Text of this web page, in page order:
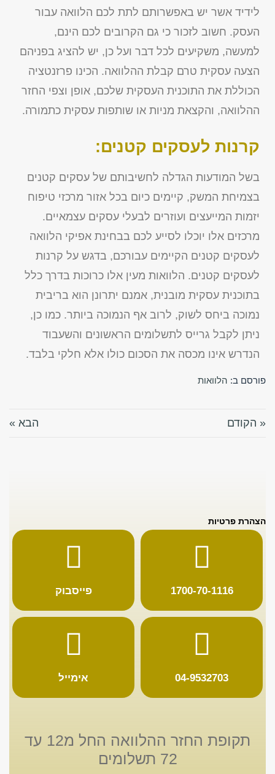
לידיד אשר יש באפשרותם לתת לכם הלוואה עבור
העסק. חשוב לזכור כי גם הקרובים לכם הינם,
למעשה, משקיעים לכל דבר ועל כן, יש להציג בפניהם
הצעה עסקית טרם קבלת ההלוואה. הכינו פרזנטציה
הכוללת את התוכנית העסקית שלכם, אופן וצפי החזר
ההלוואה, והקצאת מניות או שותפות עסקית כתמורה.
קרנות לעסקים קטנים:
בשל המודעות הגדלה לחשיבותם של עסקים קטנים
בצמיחת המשק, קיימים כיום בכל אזור מרכזי טיפוח
יזמות המייעצים ועוזרים לבעלי עסקים עצמאיים.
מרכזים אלו יוכלו לסייע לכם בבחינת אפיקי הלוואה
לעסקים קטנים הקיימים עבורכם, בדגש על קרנות
לעסקים קטנים. הלוואות מעין אלו כרוכות בדרך כלל
בתוכנית עסקית מובנית, אמנם יתרונן הוא בריבית
נמוכה ביחס לשוק, לרוב אף הנמוכה ביותר. כמו כן,
ניתן לקבל גרייס לתשלומים הראשונים והשעבוד
הנדרש אינו מכסה את הסכום כולו אלא חלקי בלבד.
פורסם ב: הלוואות
« הקודם הבא »
הצהרת פרטיות
1700-70-1116 פייסבוק
04-9532703 אימייל
תקופת החזר ההלוואה החל מ12 עד
72 תשלומים